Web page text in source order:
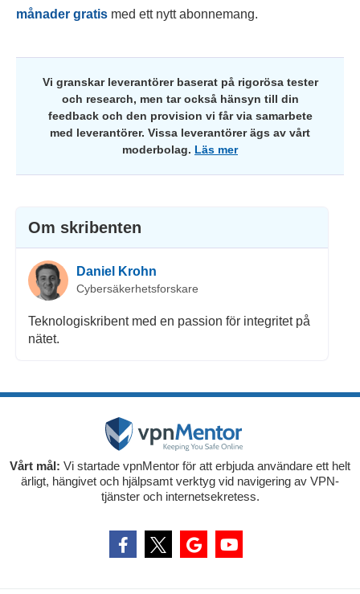
månader gratis med ett nytt abonnemang.
Vi granskar leverantörer baserat på rigorösa tester
och research, men tar också hänsyn till din
feedback och den provision vi får via samarbete
med leverantörer. Vissa leverantörer ägs av vårt
moderbolag. Läs mer
Om skribenten
Daniel Krohn
Cybersäkerhetsforskare
Teknologiskribent med en passion för integritet på
nätet.
Vårt mål: Vi startade vpnMentor för att erbjuda användare ett helt
ärligt, hängivet och hjälpsamt verktyg vid navigering av VPN-
tjänster och internetsekretess.